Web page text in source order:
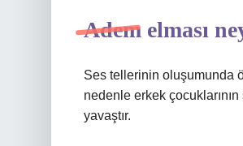
Adem elması
Ses tellerinin oluşumunda
nedenle erkek
yavaştır.